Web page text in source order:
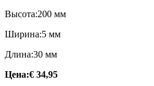
Высота:200 мм
Ширина:5 мм
Длина:30 мм
Цена:€ 34,95